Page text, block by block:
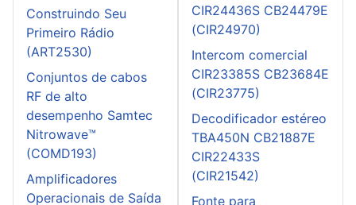
Construindo Seu
Primeiro Rádio
(ART2530)
Conjuntos de cabos
RF de alto
desempenho Samtec
Nitrowave™
(COMD193)
Amplificadores
Operacionais de Saída
CIR24436S CB24479E
(CIR24970)
Intercom comercial
CIR23385S CB23684E
(CIR23775)
Decodificador estéreo
TBA450N CB21887E
CIR22433S
(CIR21542)
Fonte para